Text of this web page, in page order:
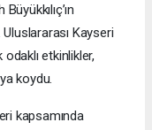
Kayseri
etkinlikler,
koydu.
kapsamında